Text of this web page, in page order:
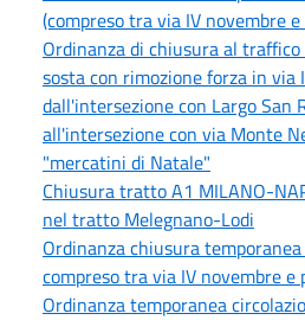
(compreso tra via IV novembre
Ordinanza di chiusura al
sosta con rimozione forza in via
dall'intersezione con Largo San
all'intersezione con via Monte
"mercatini di Natale"
Chiusura tratto A1 MILANO-
nel tratto Melegnano-Lodi
Ordinanza chiusura
compreso tra via IV novembre e
Ordinanza temporanea